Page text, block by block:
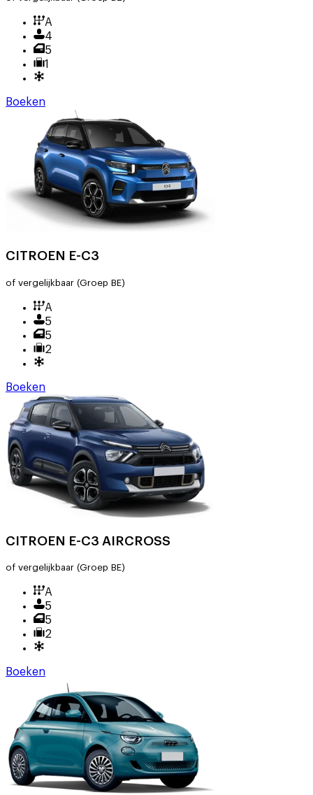
A
4
5
1
Boeken
CITROEN E-C3
of vergelijkbaar (Groep BE)
A
5
5
2
Boeken
CITROEN E-C3 AIRCROSS
of vergelijkbaar (Groep BE)
A
5
5
2
Boeken